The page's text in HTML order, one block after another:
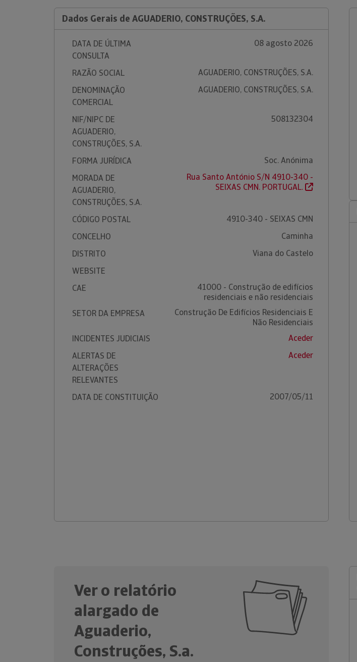
Dados Gerais de AGUADERIO, CONSTRUÇÕES, S.A.
DATA DE ÚLTIMA
CONSULTA
08 agosto 2026
RAZÃO SOCIAL
AGUADERIO, CONSTRUÇÕES, S.A.
DENOMINAÇÃO
COMERCIAL
AGUADERIO, CONSTRUÇÕES, S.A.
NIF/NIPC DE
AGUADERIO,
CONSTRUÇÕES, S.A.
508132304
FORMA JURÍDICA
Soc. Anónima
MORADA DE
AGUADERIO,
CONSTRUÇÕES, S.A.
Rua Santo António S/N 4910-340 -
SEIXAS CMN. PORTUGAL.
CÓDIGO POSTAL
4910-340 - SEIXAS CMN
CONCELHO
Caminha
DISTRITO
Viana do Castelo
WEBSITE
CAE
41000 - Construção de edifícios
residenciais e não residenciais
SETOR DA EMPRESA
Construção De Edifícios Residenciais E
Não Residenciais
INCIDENTES JUDICIAIS
Aceder
ALERTAS DE
ALTERAÇÕES
RELEVANTES
Aceder
DATA DE CONSTITUIÇÃO 2007/05/11
Ver o relatório
alargado de
Aguaderio,
Construções, S.a.